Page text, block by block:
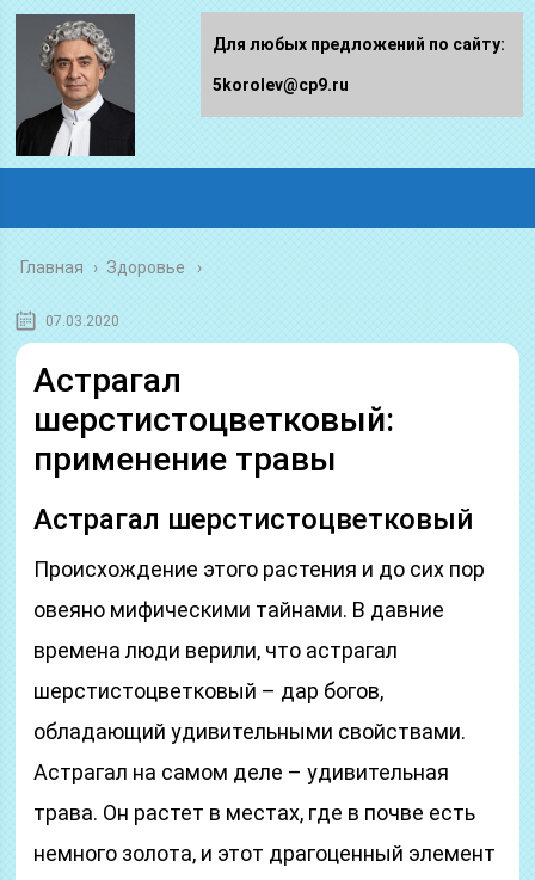
Главная › Здоровье
07.03.2020
Астрагал
шерстистоцветковый:
применение травы
Астрагал шерстисто­цветковый
Происхождение этого растения и до сих пор
овеяно мифическими тайнами. В давние
времена люди верили, что астрагал
шерстистоцветковый – дар богов,
обладающий удивительными свойствами.
Астрагал на самом деле – удивительная
трава. Он растет в местах, где в почве есть
немного золота, и этот драгоценный элемент
Для любых предложений по сайту:
5korolev@cp9.ru